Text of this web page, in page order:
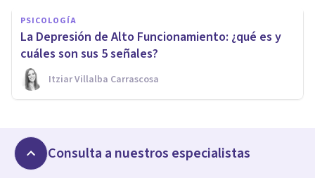
PSICOLOGÍA
La Depresión de Alto Funcionamiento: ¿qué es y
cuáles son sus 5 señales?
Itziar Villalba Carrascosa
Consulta a nuestros especialistas